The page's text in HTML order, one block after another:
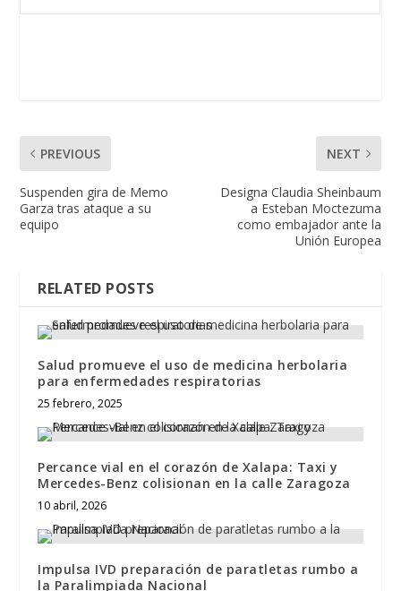
PREVIOUS
Suspenden gira de Memo
Garza tras ataque a su
equipo
NEXT
Designa Claudia Sheinbaum
a Esteban Moctezuma
como embajador ante la
Unión Europea
RELATED POSTS
Salud promueve el uso de medicina herbolaria
para enfermedades respiratorias
25 febrero, 2025
Percance vial en el corazón de Xalapa: Taxi y
Mercedes-Benz colisionan en la calle Zaragoza
10 abril, 2026
Impulsa IVD preparación de paratletas rumbo a
la Paralimpiada Nacional